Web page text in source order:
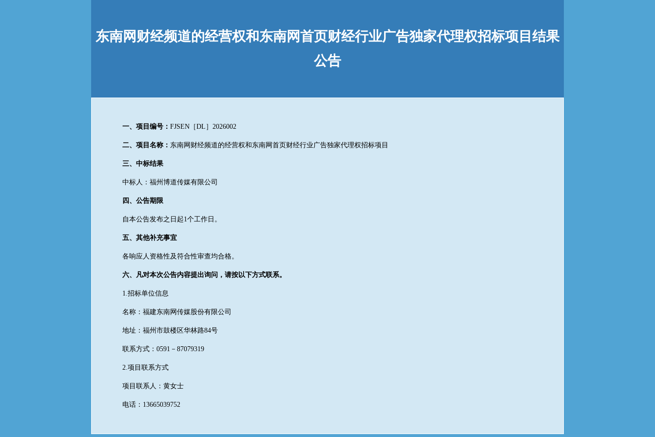
东南网财经频道的经营权和东南网首页财经行业广告独家代理权招标项目结果
公告
一、项目编号： FJSEN［DL］2026002
二、项目名称： 东南网财经频道的经营权和东南网首页财经行业广告独家代理权招标项目
三、中标结果
中标人：福州博道传媒有限公司
四、公告期限
自本公告发布之日起1个工作日。
五、其他补充事宜
各响应人资格性及符合性审查均合格。
六、 凡对本次公告内容提出询问，请按以下方式联系。
1.招标单位信息
名称：福建东南网传媒股份有限公司
地址：福州市鼓楼区华林路84号
联系方式：0591－87079319
2.项目联系方式
项目联系人：黄女士
电话：13665039752